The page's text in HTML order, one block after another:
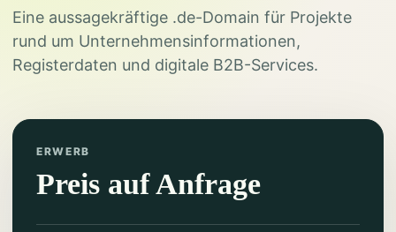
Eine aussagekräftige .de-Domain für Projekte
rund um Unternehmensinformationen,
Registerdaten und digitale B2B-Services.
ERWERB
Preis auf Anfrage